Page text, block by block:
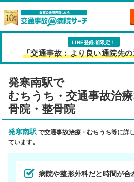
LINE登録者限定！
「交通事故：より良い通院先の
発寒南駅で
むちうち・交通事故治
骨院・整骨院
発寒南駅 で交通事故治療・むちうち等に詳
ています。
病院や整形外科だと時間が合